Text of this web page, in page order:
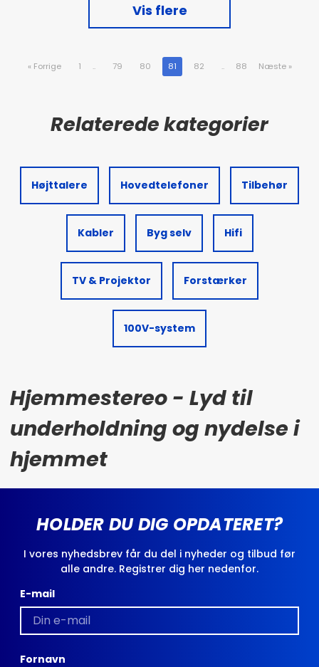
Vis flere
« Forrige 1 .. 79 80 81 82 .. 88 Næste »
Højttalere Hovedtelefoner Tilbehør
Kabler Byg selv Hifi
TV & Projektor Forstærker
100V-system
Hjemmestereo - Lyd til
underholdning og nydelse i
hjemmet
HOLDER DU DIG OPDATERET?
I vores nyhedsbrev får du del i nyheder og tilbud før
alle andre. Registrer dig her nedenfor.
E-mail
Fornavn